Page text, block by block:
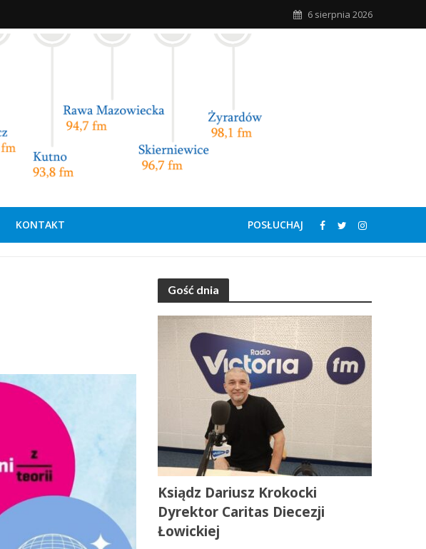
6 sierpnia 2026
KONTAKT POSŁUCHAJ
Gość dnia
Ksiądz Dariusz Krokocki
Dyrektor Caritas Diecezji
Łowickiej